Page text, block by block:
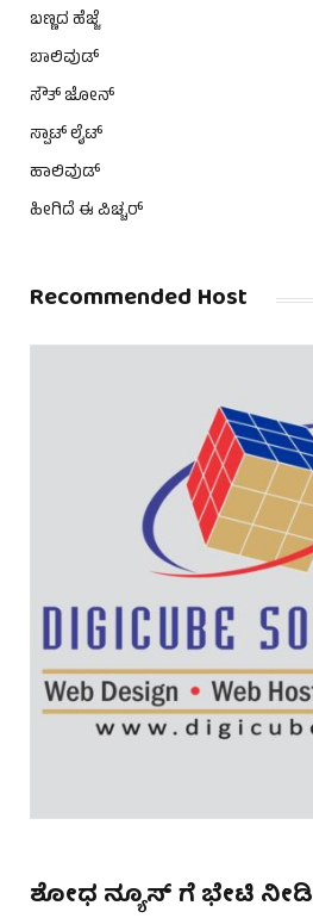
ಬಣ್ಣದ ಹೆಜ್ಜೆ
ಬಾಲಿವುಡ್
ಸೌತ್ ಜೋನ್
ಸ್ಪಾಟ್ ಲೈಟ್
ಹಾಲಿವುಡ್
ಹೀಗಿದೆ ಈ ಪಿಚ್ಚರ್
Recommended Host
ಶೋಧ ನ್ಯೂಸ್ ಗೆ ಭೇಟಿ ನೀಡಿ